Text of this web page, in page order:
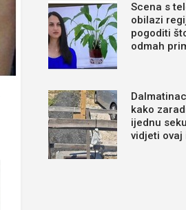
Scena s
obilazi
pogoditi
odmah
kako
ijednu
vidjeti ovaj